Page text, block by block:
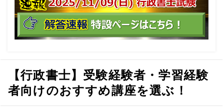
【行政書士】受験経験者・学習経験
者向けのおすすめ講座を選ぶ！